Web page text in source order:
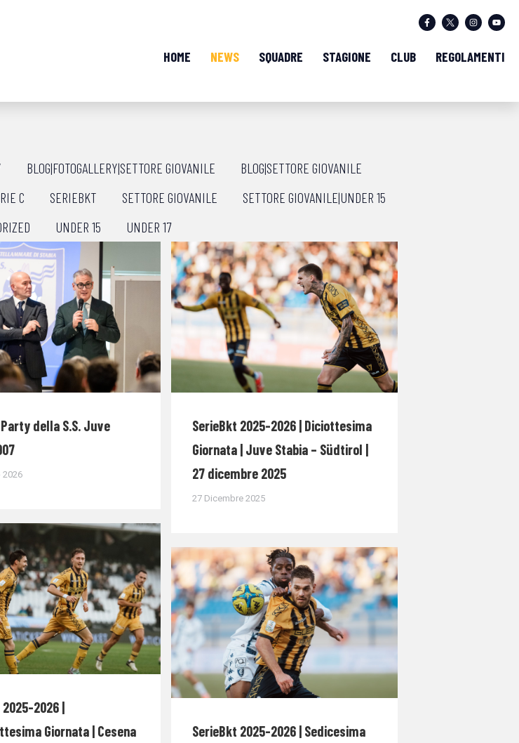
HOME NEWS SQUADRE STAGIONE CLUB REGOLAMENTI
BLOG|FOTOGALLERY|SETTORE GIOVANILE
BLOG|SETTORE GIOVANILE
C SERIEBKT SETTORE GIOVANILE
SETTORE GIOVANILE|UNDER 15
UNDER 15 UNDER 17
della S.S. Juve
2026
SerieBkt 2025-2026 | Diciottesima
Giornata | Juve Stabia – Südtirol |
27 dicembre 2025
27 Dicembre 2025
2026 |
Giornata | Cesena
SerieBkt 2025-2026 | Sedicesima